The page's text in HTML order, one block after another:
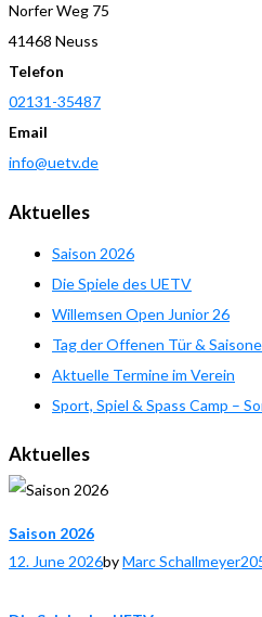
Norfer Weg 75
41468 Neuss
Telefon
02131-35487
Email
info@uetv.de
Aktuelles
Saison 2026
Die Spiele des UETV
Willemsen Open Junior 26
Tag der Offenen Tür &
Aktuelle Termine im Verein
Sport, Spiel & Spass Camp –
Aktuelles
Saison 2026
12. June 2026byMarc Schallmeyer